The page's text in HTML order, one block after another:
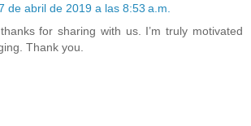
de abril de 2019 a las 8:53 a.m.
for sharing with us. I’m truly motivated
Thank you.